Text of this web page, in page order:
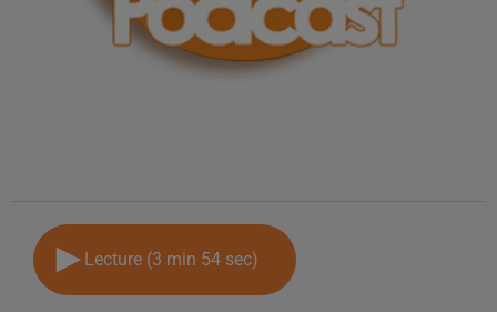
Lecture (3 min 54 sec)